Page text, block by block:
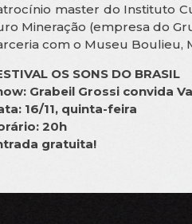
master do Instituto
Mineração (empresa do
com o Museu Boulieu,
OS SONS DO BRASIL
Grabeil Grossi convida
16/11, quinta-feira
20h
gratuita!